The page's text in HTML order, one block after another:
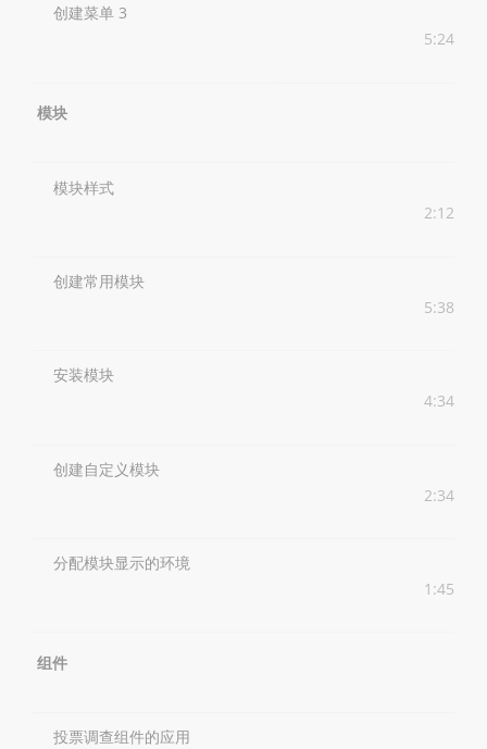
创建菜单 3
5:24
模块
模块样式
2:12
创建常用模块
5:38
安装模块
4:34
创建自定义模块
2:34
分配模块显示的环境
1:45
组件
投票调查组件的应用